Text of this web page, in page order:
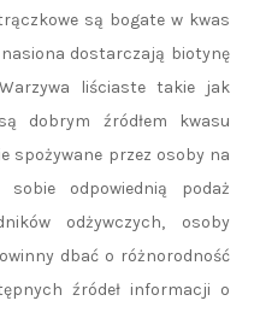
są bogate w kwas
dostarczają biotynę
liściaste takie jak
dobrym źródłem kwasu
spożywane przez osoby na
odpowiednią podaż
odżywczych, osoby
dbać o różnorodność
źródeł informacji o